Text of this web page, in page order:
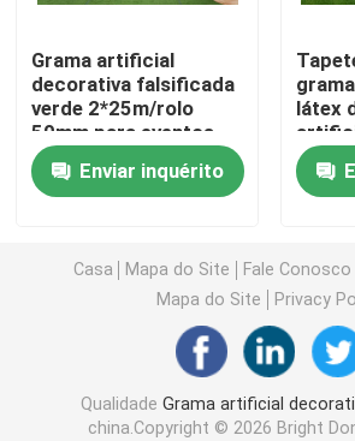
pétalas de flores artificiais
Bola da flor artificial
Plantas artificiais da decoração
Ornamento decorativos
Moss Mat artificial
Grama artificial
decorativa falsificada
verde 2*25m/rolo
50mm para eventos
exteriores
Enviar inquérito
látex
da
Casa Mapa do Site Fale Conosco
Mapa do Site
Privacy
Qualidade Grama artificial
china.Copyright © 2026 Bright